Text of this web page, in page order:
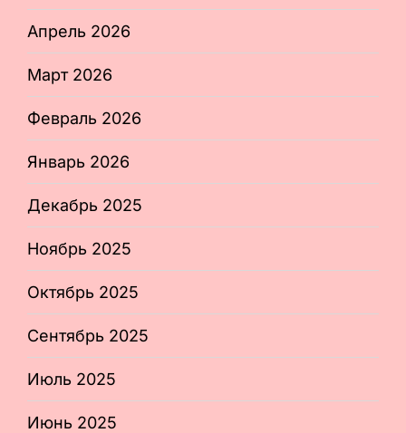
Апрель 2026
Март 2026
Февраль 2026
Январь 2026
Декабрь 2025
Ноябрь 2025
Октябрь 2025
Сентябрь 2025
Июль 2025
Июнь 2025